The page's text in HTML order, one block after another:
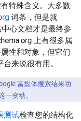
特殊含义。大多数
词条，但是就
心文档才是最终参
上有很多属
性和对象，但它们
来说很有用。
富媒体搜索结果功
一变动。
测试检查您的结构化